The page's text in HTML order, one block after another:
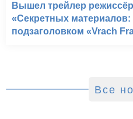
Вышел трейлер
«Секретных материалов:
подзаголовком «Vrach
Все